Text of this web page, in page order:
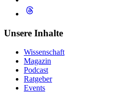
Unsere Inhalte
Wissenschaft
Magazin
Podcast
Ratgeber
Events